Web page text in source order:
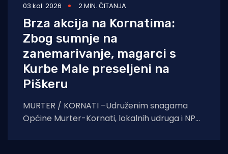
03 kol. 2026 2 MIN. ČITANJA
Brza akcija na Kornatima:
Zbog sumnje na
zanemarivanje, magarci s
Kurbe Male preseljeni na
Piškeru
MURTER / KORNATI –Udruženim snagama
Općine Murter-Kornati, lokalnih udruga i NP